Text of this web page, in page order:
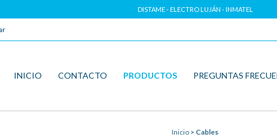
DISTAME - ELECTRO LUJÁN - INMATEL
INICIO CONTACTO PRODUCTOS PREGUNTAS
Inicio > Cables